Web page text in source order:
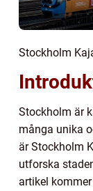
Stockholm
Stockholm är
många unika
är Stockholm
utforska
artikel